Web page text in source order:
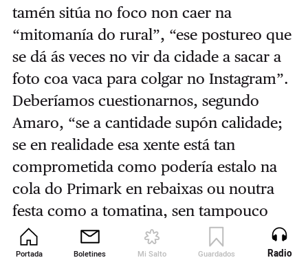
Portada Boletines Mi Salto Guardados Revista
tamén sitúa no foco non caer na
“mitomanía do rural”, “ese postureo que
se dá ás veces no vir da cidade a sacar a
foto coa vaca para colgar no Instagram”.
Deberíamos cuestionarnos, segundo
Amaro, “se a cantidade supón calidade;
se en realidade esa xente está tan
comprometida como podería estalo na
cola do Primark en rebaixas ou noutra
festa como a tomatina, sen tampouco
quitarlle mérito ao poder activista e
educativo da festa”, puntualiza.
Radio